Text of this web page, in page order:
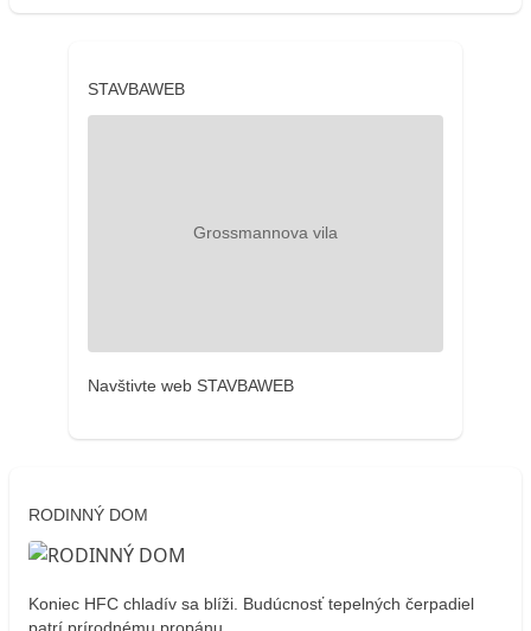
STAVBAWEB
Navštivte web STAVBAWEB
RODINNÝ DOM
Koniec HFC chladív sa blíži. Budúcnosť tepelných čerpadiel
patrí prírodnému propánu